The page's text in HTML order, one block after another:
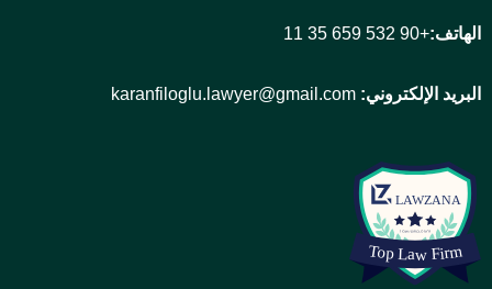
الهاتف:+90 532 659 35 11
البريد الإلكتروني: karanfiloglu.lawyer@gmail.com